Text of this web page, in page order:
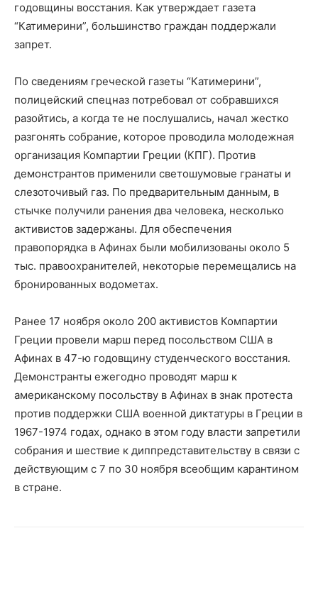
годовщины восстания. Как утверждает газета
“Катимерини”, большинство граждан поддержали
запрет.
По сведениям греческой газеты “Катимерини”,
полицейский спецназ потребовал от собравшихся
разойтись, а когда те не послушались, начал жестко
разгонять собрание, которое проводила молодежная
организация Компартии Греции (КПГ). Против
демонстрантов применили светошумовые гранаты и
слезоточивый газ. По предварительным данным, в
стычке получили ранения два человека, несколько
активистов задержаны. Для обеспечения
правопорядка в Афинах были мобилизованы около 5
тыс. правоохранителей, некоторые перемещались на
бронированных водометах.
Ранее 17 ноября около 200 активистов Компартии
Греции провели марш перед посольством США в
Афинах в 47-ю годовщину студенческого восстания.
Демонстранты ежегодно проводят марш к
американскому посольству в Афинах в знак протеста
против поддержки США военной диктатуры в Греции в
1967-1974 годах, однако в этом году власти запретили
собрания и шествие к диппредставительству в связи с
действующим с 7 по 30 ноября всеобщим карантином
в стране.